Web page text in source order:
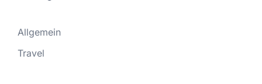
Allgemein
Travel